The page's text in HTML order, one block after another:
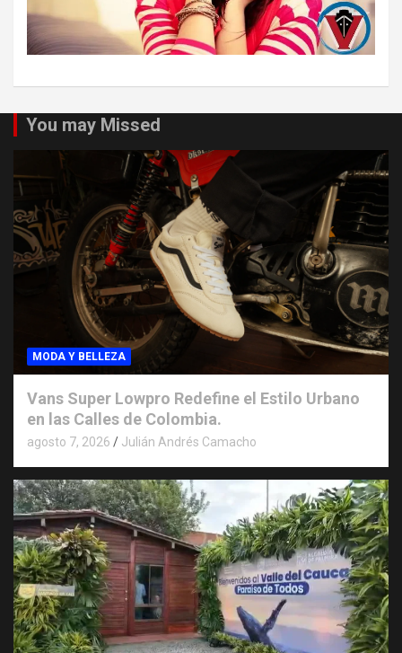
You may Missed
MODA Y BELLEZA
Vans Super Lowpro Redefine el Estilo Urbano
en las Calles de Colombia.
agosto 7, 2026 Julián Andrés Camacho